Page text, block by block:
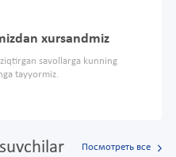
xursandmiz
savollarga kunning
tayyormiz.
Посмотреть все